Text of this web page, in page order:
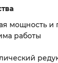
мощность и
работы